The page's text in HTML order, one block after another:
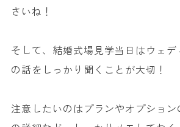
さいね！
そして、結婚式場見学当日はウェ
の話をしっかり聞くことが大切！
注意したいのはプランやオプション